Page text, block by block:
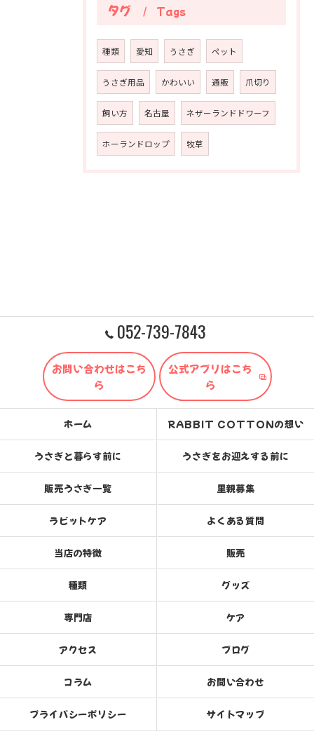
タグ Tags
種類 愛知 うさぎ ペット
うさぎ用品 かわいい 通販 爪切り
飼い方 名古屋 ネザーランドドワーフ
ホーランドロップ 牧草
052-739-7843
お問い合わせはこち
ら
公式アプリはこち
ら
ホーム RABBIT COTTONの想い
うさぎと暮らす前に うさぎをお迎えする前に
販売うさぎ一覧 里親募集
ラビットケア よくある質問
当店の特徴 販売
種類 グッズ
専門店 ケア
アクセス ブログ
コラム お問い合わせ
プライバシーポリシー サイトマップ